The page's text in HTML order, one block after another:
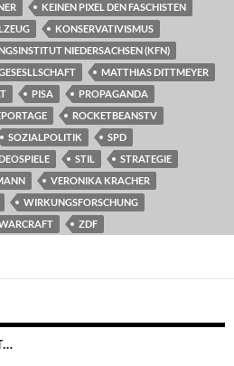
KEINEN PIXEL DEN FASCHISTEN
KONSERVATIVISMUS
NIEDERSACHSEN (KFN)
MATTHIAS DITTMEYER
PISA
PROPAGANDA
ROCKETBEANSTV
SOZIALPOLITIK
SPD
STIL
STRATEGIE
VERONIKA KRACHER
WIRKUNGSFORSCHUNG
ZDF